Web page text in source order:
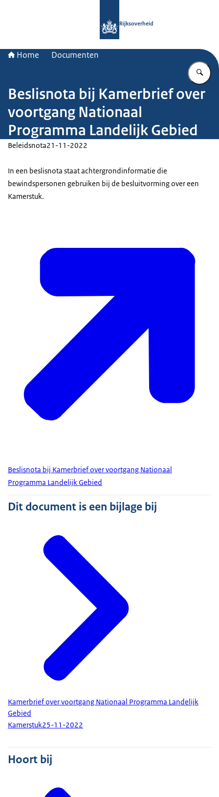
Rijksoverheid
Home Documenten
Beslisnota bij Kamerbrief over
voortgang Nationaal
Programma Landelijk Gebied
Beleidsnota21-11-2022
In een beslisnota staat achtergrondinformatie die
bewindspersonen gebruiken bij de besluitvorming over een
Kamerstuk.
Beslisnota bij Kamerbrief over voortgang Nationaal
Programma Landelijk Gebied
Dit document is een bijlage bij
Kamerbrief over voortgang Nationaal Programma Landelijk
Gebied
Kamerstuk25-11-2022
Hoort bij